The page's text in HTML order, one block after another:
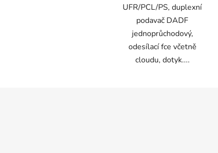
UFR/PCL/PS, duplexní
podavač DADF
jednoprůchodový,
odesílací fce včetně
cloudu, dotyk....